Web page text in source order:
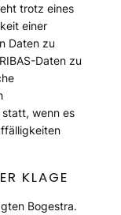
trotz eines
einer
Daten zu
Daten zu
wenn es
KLAGE
Bogestra.